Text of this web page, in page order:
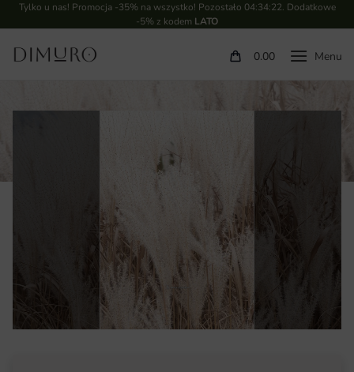
Tylko u nas! Promocja -35% na wszystko! Pozostało 04:34:21. Dodatkowe
-5% z kodem LATO
0.00